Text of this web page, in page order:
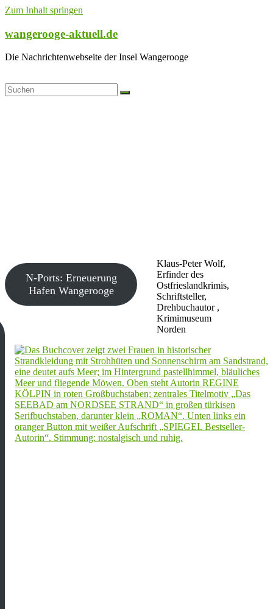
Zum Inhalt springen
wangerooge-aktuell.de
Die Nachrichtenwebseite der Insel Wangerooge
Klaus-Peter Wolf,
Erfinder des
Ostfrieslandkrimis,
Schriftsteller,
Drehbuchautor ,
Krimimuseum
Norden
N-Ports: Erneuerung
Hafen Wangerooge